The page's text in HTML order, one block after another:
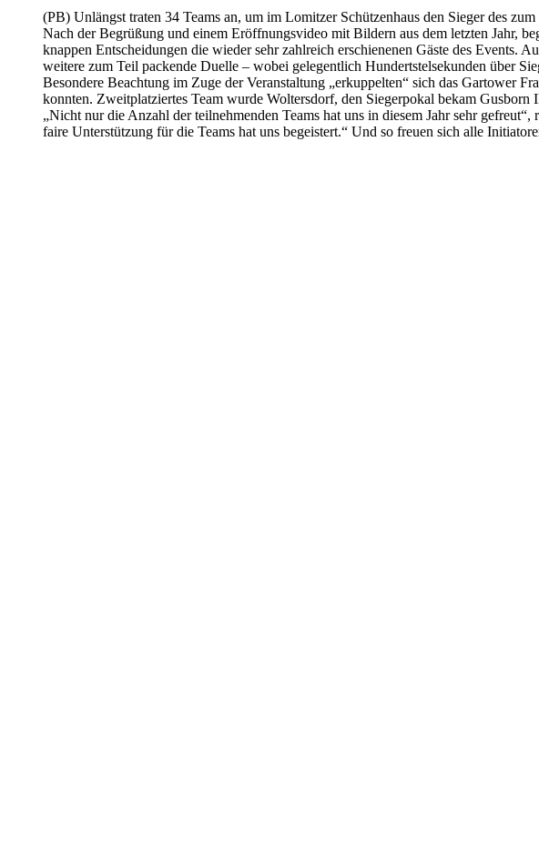
(PB) Unlängst traten 34 Teams an, um im Lomitzer Schützenhaus den Sieger des
Nach der Begrüßung und einem Eröffnungsvideo mit Bildern aus dem letzten Jahr,
knappen Entscheidungen die wieder sehr zahlreich erschienenen Gäste des Events.
weitere zum Teil packende Duelle – wobei gelegentlich Hundertstelsekunden über
Besondere Beachtung im Zuge der Veranstaltung „erkuppelten“ sich das Gartower
konnten. Zweitplatziertes Team wurde Woltersdorf, den Siegerpokal bekam Gusborn
„Nicht nur die Anzahl der teilnehmenden Teams hat uns in diesem Jahr sehr
faire Unterstützung für die Teams hat uns begeistert.“ Und so freuen sich alle